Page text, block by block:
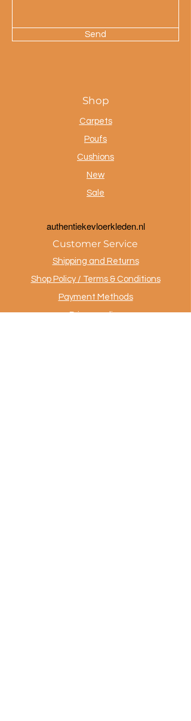
Send
Shop
Carpets
Poufs
Cushions
New
Sale
authentiekevloerkleden.nl
Customer Service
Shipping and Returns
Shop Policy / Terms & Conditions
Payment Methods
Privacy policy